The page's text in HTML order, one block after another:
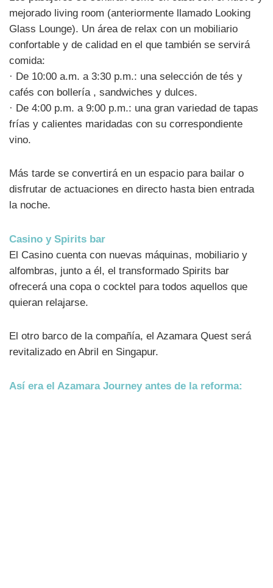
mejorado living room (anteriormente llamado Looking
Glass Lounge). Un área de relax con un mobiliario
confortable y de calidad en el que también se servirá
comida:
· De 10:00 a.m. a 3:30 p.m.: una selección de tés y
cafés con bollería , sandwiches y dulces.
· De 4:00 p.m. a 9:00 p.m.: una gran variedad de tapas
frías y calientes maridadas con su correspondiente
vino.
Más tarde se convertirá en un espacio para bailar o
disfrutar de actuaciones en directo hasta bien entrada
la noche.
Casino y Spirits bar
El Casino cuenta con nuevas máquinas, mobiliario y
alfombras, junto a él, el transformado Spirits bar
ofrecerá una copa o cocktel para todos aquellos que
quieran relajarse.
El otro barco de la compañía, el Azamara Quest será
revitalizado en Abril en Singapur.
Así era el Azamara Journey antes de la reforma: